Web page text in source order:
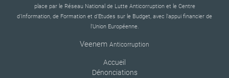
place par le Réseau National de Lutte Anticorruption et le Centre
d’Information, de Formation et d’Etudes sur le Budget, avec l’appui financier de
l’Union Européenne.
Veenem Anticorruption
Accueil
Dénonciations